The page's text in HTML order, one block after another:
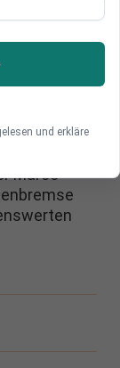
in der
für das
Marco
und erkläre